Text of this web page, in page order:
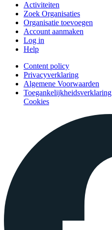
Activiteiten
Zoek Organisaties
Organisatie toevoegen
Account aanmaken
Log in
Help
Content policy
Privacyverklaring
Algemene Voorwaarden
Toegankelijkheidsverklaring
Cookies